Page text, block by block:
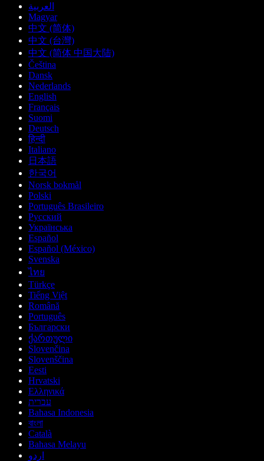
العربية
Magyar
中文 (简体)
中文 (台灣)
中文 (简体 中国大陆)
Čeština
Dansk
Nederlands
English
Français
Suomi
Deutsch
हिन्दी
Italiano
日本語
한국어
Norsk bokmål
Polski
Português Brasileiro
Русский
Українська
Español
Español (México)
Svenska
ไทย
Türkçe
Tiếng Việt
Română
Português
Български
ქართული
Slovenčina
Slovenščina
Eesti
Hrvatski
Ελληνικά
עברית
Bahasa Indonesia
বাংলা
Català
Bahasa Melayu
اردو